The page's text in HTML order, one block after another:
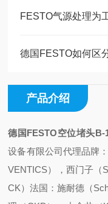
FESTO气源处理为
德国FESTO如何区
产品介绍
德国FESTO空位堵头B-
设备有限公司代理品牌：
VENTICS），西门子（
CK）法国：施耐德（